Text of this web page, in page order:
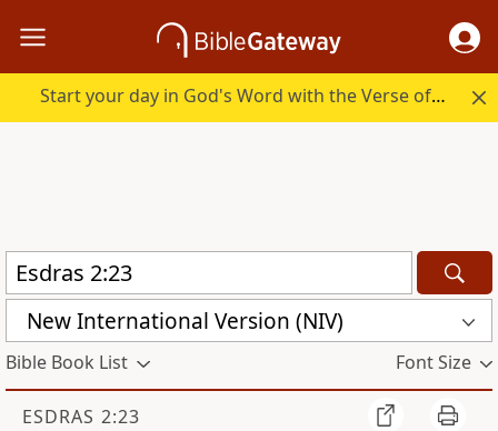
Start your day in God's Word with the Verse of the Day.
New International Version (NIV)
Bible Book List Font Size
ESDRAS 2:23